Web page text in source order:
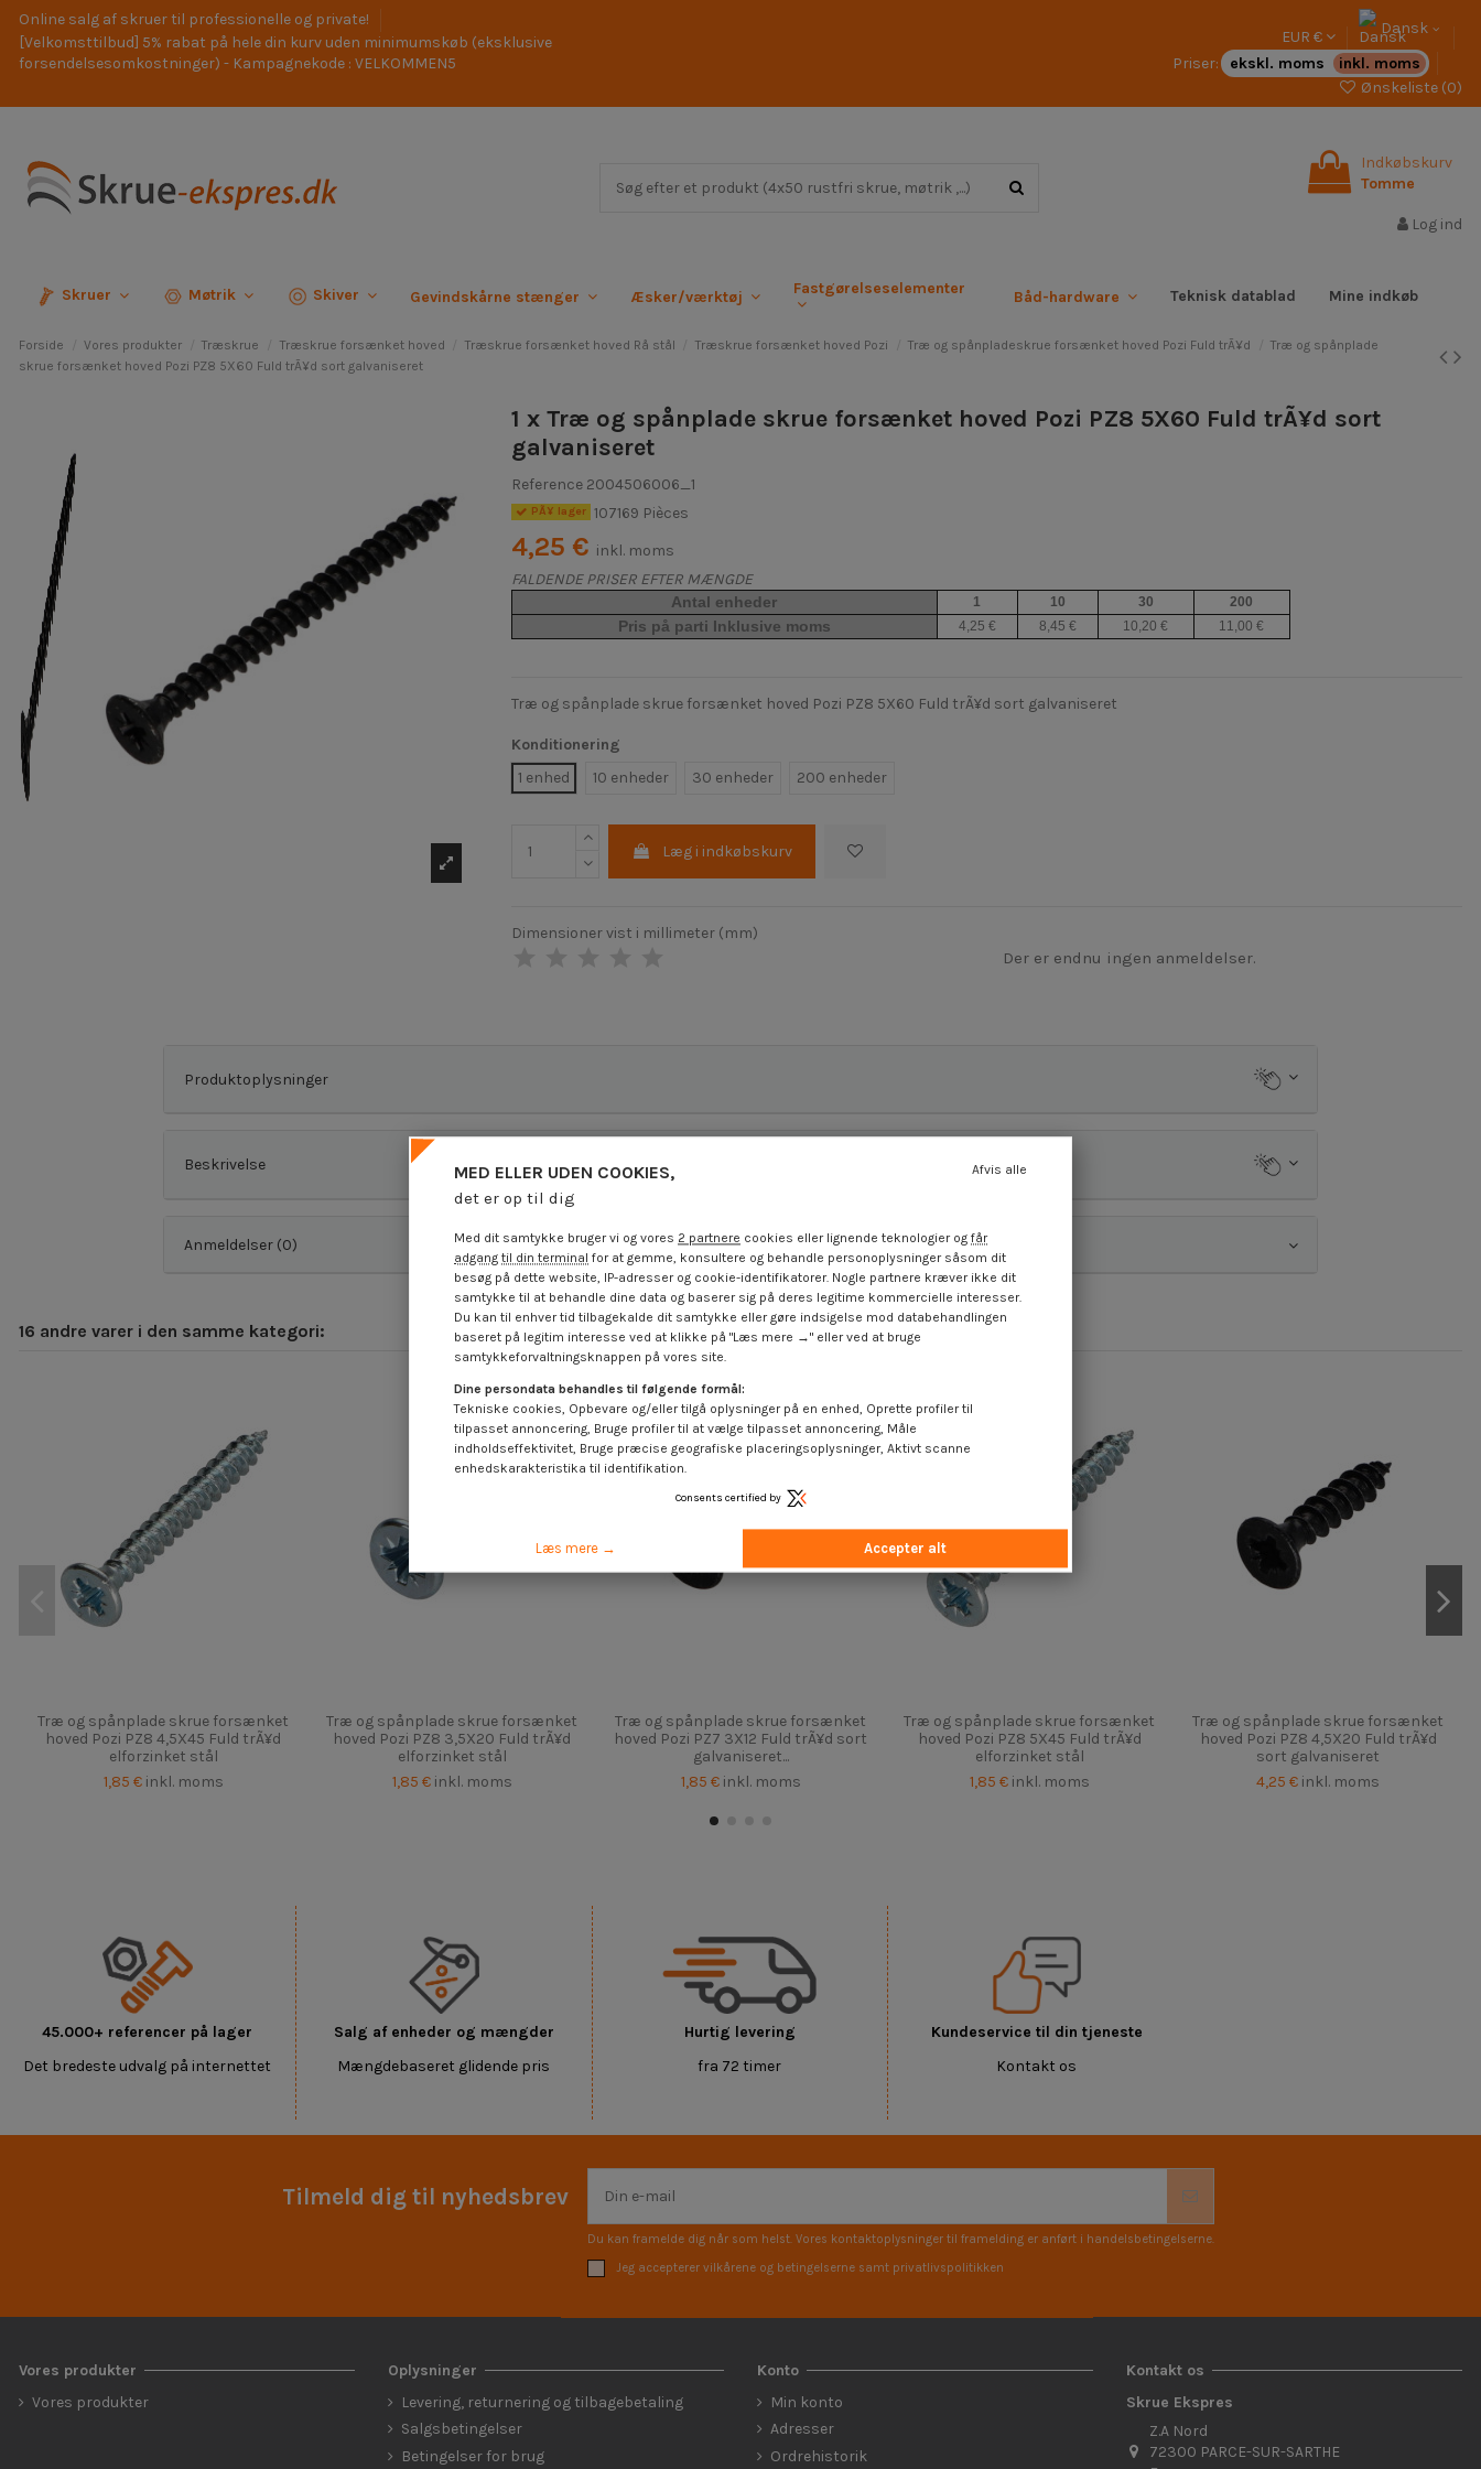
Online salg af skruer til professionelle og private!
[Velkomsttilbud] 5% rabat på hele din kurv uden minimumskøb (eksklusive
forsendelsesomkostninger) - Kampagnekode : VELKOMMEN5
EUR €
Dansk
Priser:
ekskl. moms
inkl. moms
Ønskeliste (0)
Indkøbskurv
Tomme
Log ind
Skruer Møtrik Skiver Gevindskårne stænger Æsker/værktøj Fastgørelseselementer Båd-hardware Teknisk datablad Mine indkøb
Forside Vores produkter Træskrue Træskrue forsænket hoved Træskrue forsænket hoved Rå stål Træskrue forsænket hoved Pozi Træ og spånpladeskrue forsænket hoved Pozi Fuld trÃ¥d
Træ og spånplade
skrue forsænket hoved Pozi PZ8 5X60 Fuld trÃ¥d sort galvaniseret
1 x Træ og spånplade skrue forsænket hoved Pozi PZ8 5X60 Fuld trÃ¥d sort
galvaniseret
Reference 2004506006_1
PÃ¥ lager 107169 Pièces
4,25 € inkl. moms
FALDENDE PRISER EFTER MÆNGDE
Antal enheder 1 10 30 200
Pris på parti Inklusive moms 4,25 € 8,45 € 10,20 € 11,00 €
Træ og spånplade skrue forsænket hoved Pozi PZ8 5X60 Fuld trÃ¥d sort galvaniseret
Konditionering
1 enhed
10 enheder 30 enheder 200 enheder
Læg i indkøbskurv
Dimensioner vist i millimeter (mm)
Der er endnu ingen anmeldelser.
Produktoplysninger
Beskrivelse
Anmeldelser (0)
16 andre varer i den samme kategori:
Træ og spånplade skrue forsænket
hoved Pozi PZ8 4,5X45 Fuld trÃ¥d
elforzinket stål
1,85 € inkl. moms
Træ og spånplade skrue forsænket
hoved Pozi PZ8 3,5X20 Fuld trÃ¥d
elforzinket stål
1,85 € inkl. moms
Træ og spånplade skrue forsænket
hoved Pozi PZ7 3X12 Fuld trÃ¥d sort
galvaniseret...
1,85 € inkl. moms
Træ og spånplade skrue forsænket
hoved Pozi PZ8 5X45 Fuld trÃ¥d
elforzinket stål
1,85 € inkl. moms
Træ og spånplade skrue forsænket
hoved Pozi PZ8 4,5X20 Fuld trÃ¥d
sort galvaniseret
4,25 € inkl. moms
45.000+ referencer på lager
Det bredeste udvalg på internettet
Salg af enheder og mængder
Mængdebaseret glidende pris
Hurtig levering
fra 72 timer
Kundeservice til din tjeneste
Kontakt os
Tilmeld dig til nyhedsbrev
Du kan framelde dig når som helst. Vores kontaktoplysninger til framelding er anført i handelsbetingelserne.
Jeg accepterer vilkårene og betingelserne samt privatlivspolitikken
Vores produkter
Vores produkter
Oplysninger
Levering, returnering og tilbagebetaling
Salgsbetingelser
Betingelser for brug
Konto
Min konto
Adresser
Ordrehistorik
Kontakt os
Skrue Ekspres
Z.A Nord
72300 PARCE-SUR-SARTHE
MED ELLER UDEN COOKIES,
det er op til dig
Afvis alle
Med dit samtykke bruger vi og vores 2 partnere cookies eller lignende teknologier og får
adgang til din terminal for at gemme, konsultere og behandle personoplysninger såsom dit
besøg på dette website, IP-adresser og cookie-identifikatorer. Nogle partnere kræver ikke dit
samtykke til at behandle dine data og baserer sig på deres legitime kommercielle interesser.
Du kan til enhver tid tilbagekalde dit samtykke eller gøre indsigelse mod databehandlingen
baseret på legitim interesse ved at klikke på "Læs mere →" eller ved at bruge
samtykkeforvaltningsknappen på vores site.
Dine persondata behandles til følgende formål:
Tekniske cookies, Opbevare og/eller tilgå oplysninger på en enhed, Oprette profiler til
tilpasset annoncering, Bruge profiler til at vælge tilpasset annoncering, Måle
indholdseffektivitet, Bruge præcise geografiske placeringsoplysninger, Aktivt scanne
enhedskarakteristika til identifikation.
Consents certified by
Læs mere → Accepter alt